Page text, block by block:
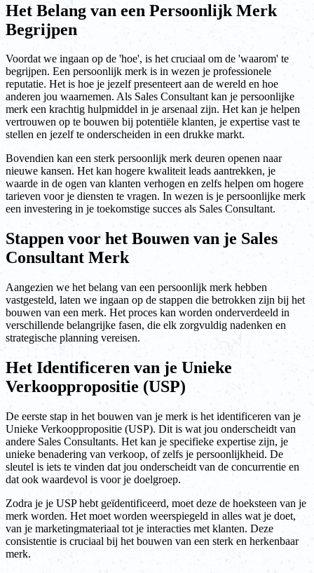
Het Belang van een Persoonlijk Merk
Begrijpen
Voordat we ingaan op de 'hoe', is het cruciaal om de 'waarom' te
begrijpen. Een persoonlijk merk is in wezen je professionele
reputatie. Het is hoe je jezelf presenteert aan de wereld en hoe
anderen jou waarnemen. Als Sales Consultant kan je persoonlijke
merk een krachtig hulpmiddel in je arsenaal zijn. Het kan je helpen
vertrouwen op te bouwen bij potentiële klanten, je expertise vast te
stellen en jezelf te onderscheiden in een drukke markt.
Bovendien kan een sterk persoonlijk merk deuren openen naar
nieuwe kansen. Het kan hogere kwaliteit leads aantrekken, je
waarde in de ogen van klanten verhogen en zelfs helpen om hogere
tarieven voor je diensten te vragen. In wezen is je persoonlijke merk
een investering in je toekomstige succes als Sales Consultant.
Stappen voor het Bouwen van je Sales
Consultant Merk
Aangezien we het belang van een persoonlijk merk hebben
vastgesteld, laten we ingaan op de stappen die betrokken zijn bij het
bouwen van een merk. Het proces kan worden onderverdeeld in
verschillende belangrijke fasen, die elk zorgvuldig nadenken en
strategische planning vereisen.
Het Identificeren van je Unieke
Verkooppropositie (USP)
De eerste stap in het bouwen van je merk is het identificeren van je
Unieke Verkooppropositie (USP). Dit is wat jou onderscheidt van
andere Sales Consultants. Het kan je specifieke expertise zijn, je
unieke benadering van verkoop, of zelfs je persoonlijkheid. De
sleutel is iets te vinden dat jou onderscheidt van de concurrentie en
dat ook waardevol is voor je doelgroep.
Zodra je je USP hebt geïdentificeerd, moet deze de hoeksteen van je
merk worden. Het moet worden weerspiegeld in alles wat je doet,
van je marketingmateriaal tot je interacties met klanten. Deze
consistentie is cruciaal bij het bouwen van een sterk en herkenbaar
merk.